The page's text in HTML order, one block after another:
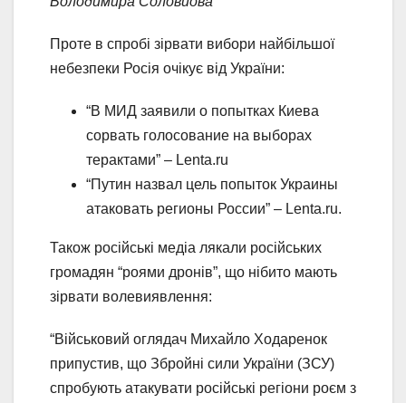
Проте в спробі зірвати вибори найбільшої
небезпеки Росія очікує від України:
“В МИД заявили о попытках Киева
сорвать голосование на выборах
терактами” – Lenta.ru
“Путин назвал цель попыток Украины
атаковать регионы России” – Lenta.ru.
Також російські медіа лякали російських
громадян “роями дронів”, що нібито мають
зірвати волевиявлення:
“Військовий оглядач Михайло Ходаренок
припустив, що Збройні сили України (ЗСУ)
спробують атакувати російські регіони роєм з